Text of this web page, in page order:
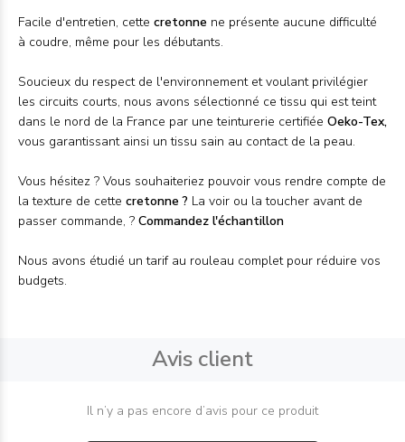
Facile d'entretien, cette cretonne ne présente aucune difficulté
à coudre, même pour les débutants.
Soucieux du respect de l'environnement et voulant privilégier
les circuits courts, nous avons sélectionné ce tissu qui est teint
dans le nord de la France par une teinturerie certifiée Oeko-Tex,
vous garantissant ainsi un tissu sain au contact de la peau.
Vous hésitez ? Vous souhaiteriez pouvoir vous rendre compte de
la texture de cette cretonne ? La voir ou la toucher avant de
passer commande, ? Commandez l'échantillon
Nous avons étudié un tarif au rouleau complet pour réduire vos
budgets.
Avis client
Il n’y a pas encore d’avis pour ce produit